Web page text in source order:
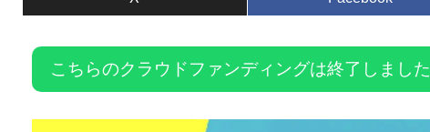
こちらのクラウドファンディングは終了しました